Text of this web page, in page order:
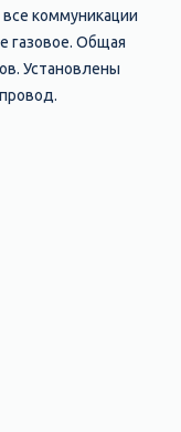
коммуникации
газовое. Общая
Установлены